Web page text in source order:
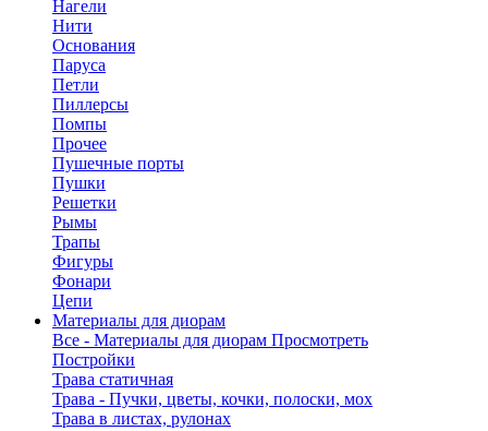
Нагели
Нити
Основания
Паруса
Петли
Пиллерсы
Помпы
Прочее
Пушечные порты
Пушки
Решетки
Рымы
Трапы
Фигуры
Фонари
Цепи
Материалы для диорам
Все - Материалы для диорам Просмотреть
Постройки
Трава статичная
Трава - Пучки, цветы, кочки, полоски, мох
Трава в листах, рулонах